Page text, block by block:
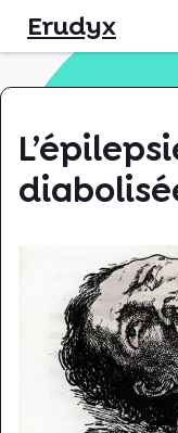
content
Erudyx